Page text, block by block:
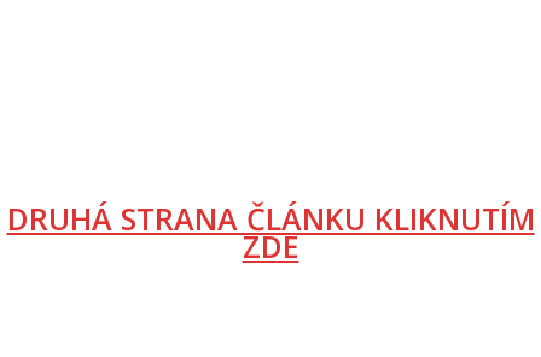
DRUHÁ STRANA ČLÁNKU KLIKNUTÍM
ZDE